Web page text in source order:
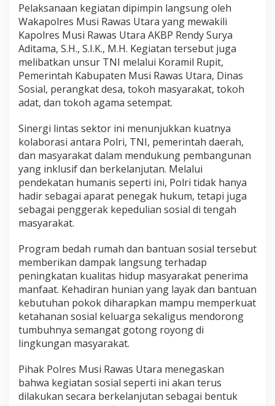
Pelaksanaan kegiatan dipimpin langsung oleh
Wakapolres Musi Rawas Utara yang mewakili
Kapolres Musi Rawas Utara AKBP Rendy Surya
Aditama, S.H., S.I.K., M.H. Kegiatan tersebut juga
melibatkan unsur TNI melalui Koramil Rupit,
Pemerintah Kabupaten Musi Rawas Utara, Dinas
Sosial, perangkat desa, tokoh masyarakat, tokoh
adat, dan tokoh agama setempat.
Sinergi lintas sektor ini menunjukkan kuatnya
kolaborasi antara Polri, TNI, pemerintah daerah,
dan masyarakat dalam mendukung pembangunan
yang inklusif dan berkelanjutan. Melalui
pendekatan humanis seperti ini, Polri tidak hanya
hadir sebagai aparat penegak hukum, tetapi juga
sebagai penggerak kepedulian sosial di tengah
masyarakat.
Program bedah rumah dan bantuan sosial tersebut
memberikan dampak langsung terhadap
peningkatan kualitas hidup masyarakat penerima
manfaat. Kehadiran hunian yang layak dan bantuan
kebutuhan pokok diharapkan mampu memperkuat
ketahanan sosial keluarga sekaligus mendorong
tumbuhnya semangat gotong royong di
lingkungan masyarakat.
Pihak Polres Musi Rawas Utara menegaskan
bahwa kegiatan sosial seperti ini akan terus
dilakukan secara berkelanjutan sebagai bentuk